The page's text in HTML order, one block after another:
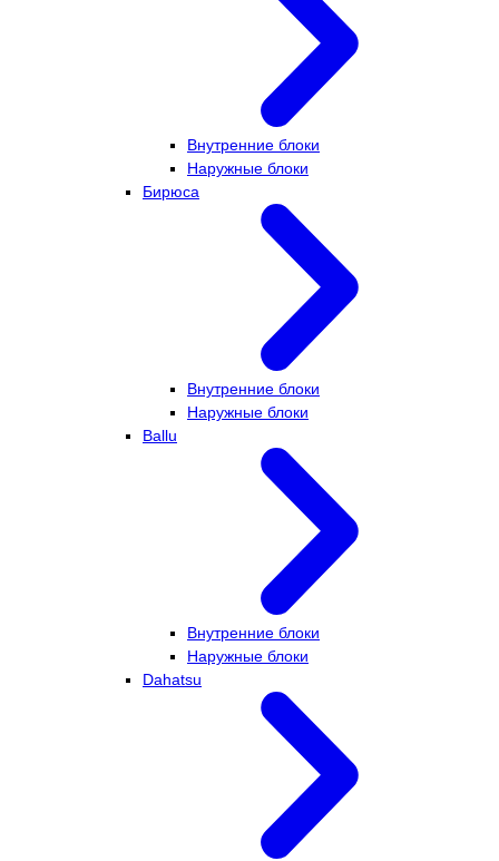
Внутренние блоки
Наружные блоки
Бирюса
Внутренние блоки
Наружные блоки
Ballu
Внутренние блоки
Наружные блоки
Dahatsu